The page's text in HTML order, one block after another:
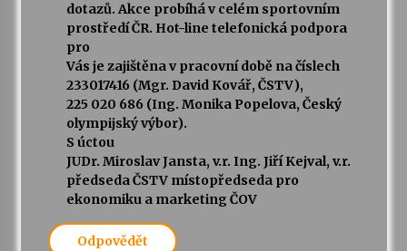
dotazů. Akce probíhá v celém sportovním
prostředí ČR. Hot-line telefonická podpora
pro
Vás je zajištěna v pracovní době na číslech
233017416 (Mgr. David Kovář, ČSTV),
225 020 686 (Ing. Monika Popelova, Český
olympijský výbor).
S úctou
JUDr. Miroslav Jansta, v.r. Ing. Jiří Kejval, v.r.
předseda ČSTV místopředseda pro
ekonomiku a marketing ČOV
Odpovědět